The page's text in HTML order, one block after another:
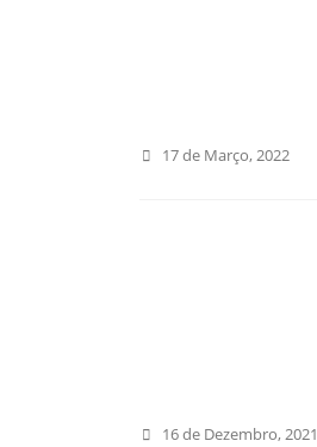
17 de Março, 2022
16 de Dezembro, 2021